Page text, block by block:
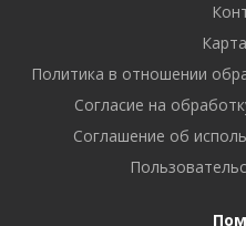
Политика в отношении
Cогласие на
Cоглашение об